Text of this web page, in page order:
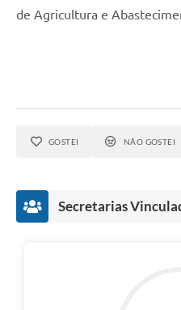
de Agricultura e
GOSTEI NÃO GOSTEI
Secretarias